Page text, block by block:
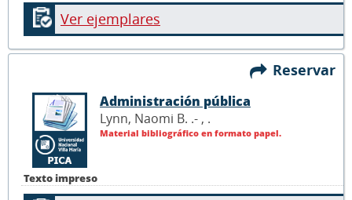
Ver ejemplares
Reservar
Texto impreso
Administración pública
Lynn, Naomi B. .- , .
Material bibliográfico en formato papel.